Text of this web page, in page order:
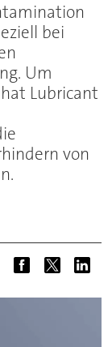
bei
Um
Lubricant
von